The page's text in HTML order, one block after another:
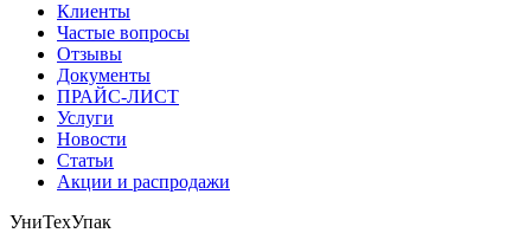
Клиенты
Частые вопросы
Отзывы
Документы
ПРАЙС-ЛИСТ
Услуги
Новости
Статьи
Акции и распродажи
УниТехУпак